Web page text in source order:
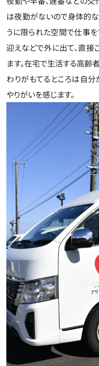
は夜勤がないので身体的な
うに限られた空間で仕事を
迎えなどで外に出て、直接
ます。在宅で生活する高齢
わりがもてるところは自分
やりがいを感じます。